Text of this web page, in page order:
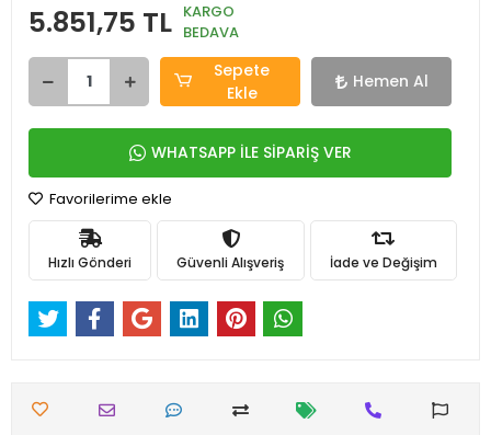
5.851,75 TL KARGO
BEDAVA
Sepete
Ekle
Hemen Al
WHATSAPP İLE SİPARİŞ VER
Favorilerime ekle
Hızlı Gönderi Güvenli Alışveriş İade ve Değişim